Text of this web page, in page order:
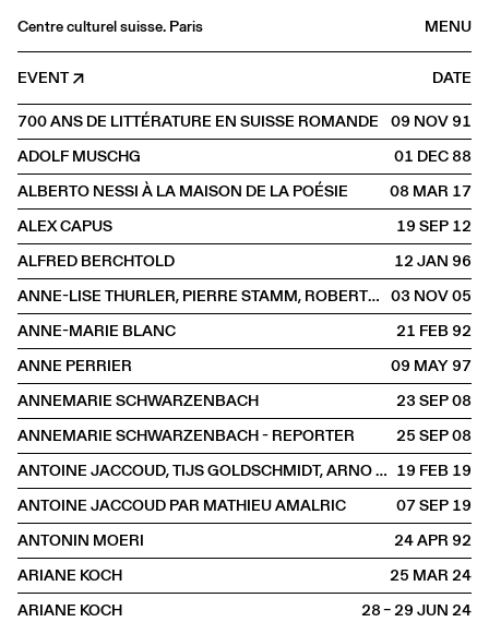
MENU
Centre culturel suisse. Paris
Agenda
Bookshop
Buvette
Archives
Medias
Publications
About
FR/EN
SPOKEN Literature
EVENT
DATE
700 ANS DE LITTÉRATURE EN SUISSE ROMANDE
09 NOV1991
ADOLF MUSCHG
01 DEC1988
ALBERTO NESSI À LA MAISON DE LA POÉSIE
08 MAR2017
ALEX CAPUS
19 SEP2012
ALFRED BERCHTOLD
12 JAN1996
ANNE-LISE THURLER, PIERRE STAMM, ROBERT WALSER, MATHIEU BERTHOLET 03 NOV2005
ANNE-MARIE BLANC
21 FEB1992
ANNE PERRIER
09 MAY1997
ANNEMARIE SCHWARZENBACH
23 SEP2008
ANNEMARIE SCHWARZENBACH - REPORTER
25 SEP2008
ANTOINE JACCOUD, TIJS GOLDSCHMIDT, ARNO CAMENISCH 19 FEB2019
ANTOINE JACCOUD PAR MATHIEU AMALRIC
07 SEP2019
ANTONIN MOERI
24 APR1992
ARIANE KOCH
25 MAR2024
ARIANE KOCH
28 – 29 JUN2024